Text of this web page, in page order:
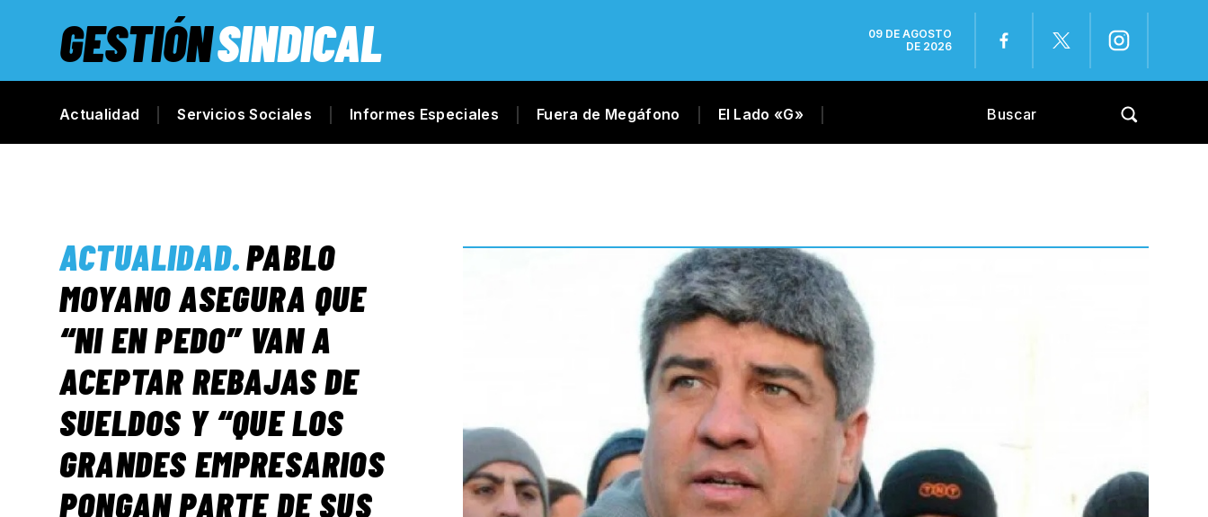
GESTIÓNSINDICAL
09 DE AGOSTO
DE 2026
Actualidad Servicios Sociales Informes Especiales Fuera de Megáfono El Lado «G»
ACTUALIDAD.PABLO
MOYANO ASEGURA QUE
“NI EN PEDO” VAN A
ACEPTAR REBAJAS DE
SUELDOS Y “QUE LOS
GRANDES EMPRESARIOS
PONGAN PARTE DE SUS